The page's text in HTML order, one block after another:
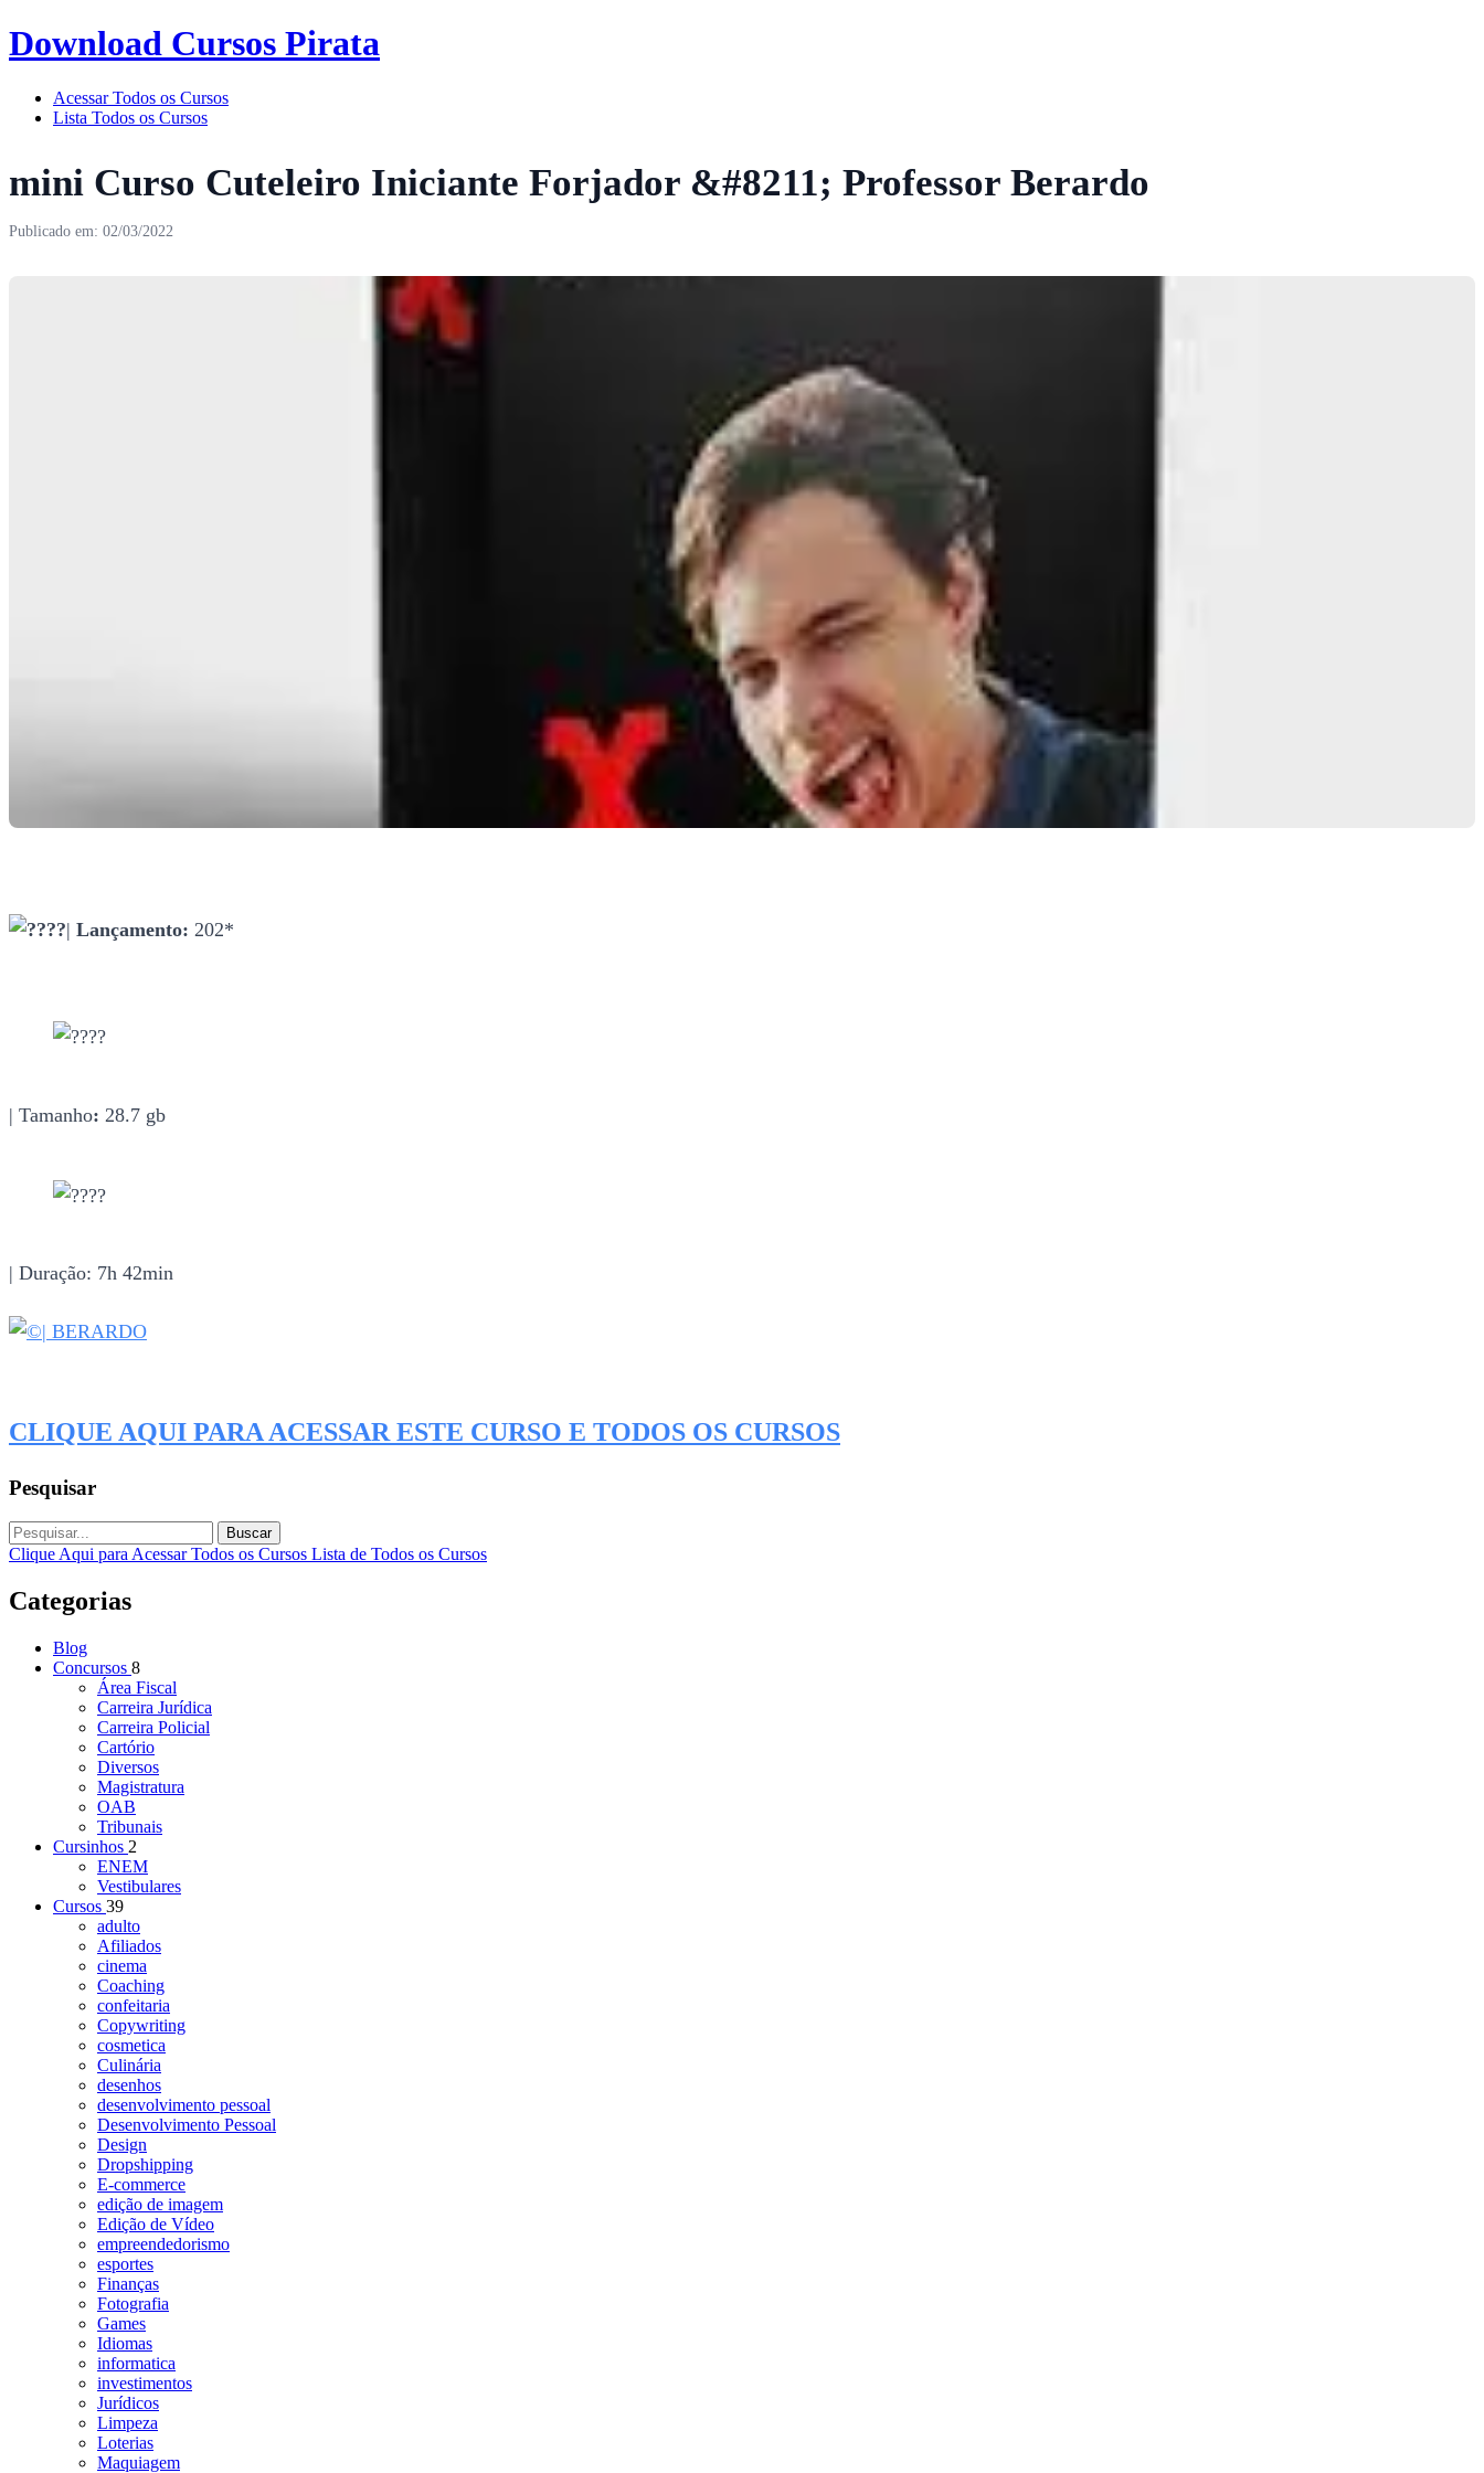
Download Cursos Pirata
Acessar Todos os Cursos
Lista Todos os Cursos
mini Curso Cuteleiro Iniciante Forjador &#8211; Professor Berardo
Publicado em: 02/03/2022
| Lançamento: 202*
| Tamanho: 28.7 gb
| Duração: 7h 42min
| BERARDO
CLIQUE AQUI PARA ACESSAR ESTE CURSO E TODOS OS CURSOS
Pesquisar
Buscar
Clique Aqui para Acessar Todos os Cursos Lista de Todos os Cursos
Categorias
Blog
Concursos 8
Área Fiscal
Carreira Jurídica
Carreira Policial
Cartório
Diversos
Magistratura
OAB
Tribunais
Cursinhos 2
ENEM
Vestibulares
Cursos 39
adulto
Afiliados
cinema
Coaching
confeitaria
Copywriting
cosmetica
Culinária
desenhos
desenvolvimento pessoal
Desenvolvimento Pessoal
Design
Dropshipping
E-commerce
edição de imagem
Edição de Vídeo
empreendedorismo
esportes
Finanças
Fotografia
Games
Idiomas
informatica
investimentos
Jurídicos
Limpeza
Loterias
Maquiagem